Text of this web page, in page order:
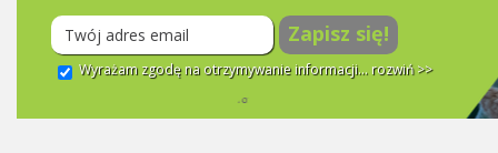
Zapisz się!
Wyrażam zgodę na otrzymywanie informacji... rozwiń >>